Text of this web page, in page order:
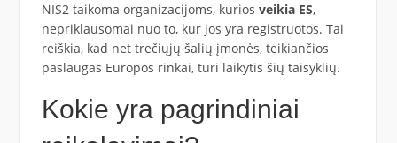
NIS2 taikoma organizacijoms, kurios veikia ES,
nepriklausomai nuo to, kur jos yra registruotos. Tai
reiškia, kad net trečiųjų šalių įmonės, teikiančios
paslaugas Europos rinkai, turi laikytis šių taisyklių.
Kokie yra pagrindiniai